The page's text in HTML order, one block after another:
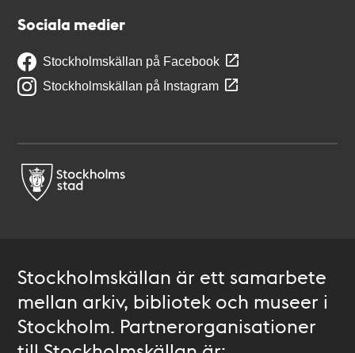
Sociala medier
Stockholmskällan på Facebook
Stockholmskällan på Instagram
Stockholmskällan är ett samarbete
mellan arkiv, bibliotek och museer i
Stockholm. Partnerorganisationer